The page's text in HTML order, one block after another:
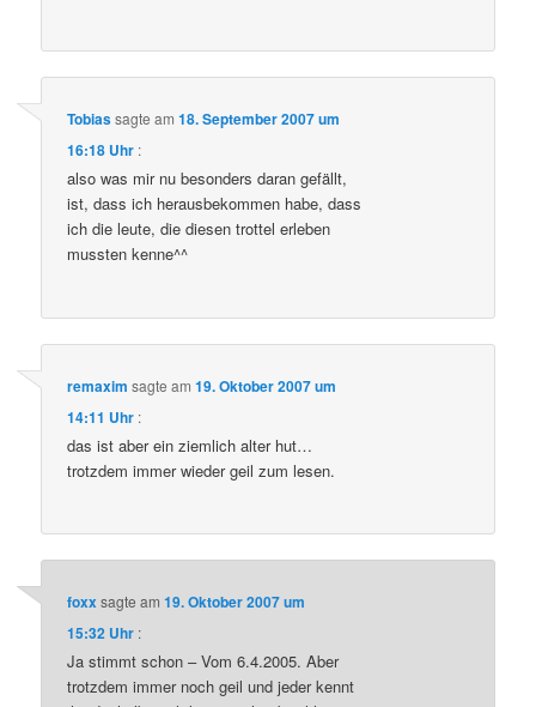
Tobiassagte am18. September 2007 um
16:18 Uhr :
also was mir nu besonders daran gefällt,
ist, dass ich herausbekommen habe, dass
ich die leute, die diesen trottel erleben
mussten kenne^^
remaxim sagte am19. Oktober 2007 um
14:11 Uhr :
das ist aber ein ziemlich alter hut…
trotzdem immer wieder geil zum lesen.
foxxsagte am19. Oktober 2007 um
15:32 Uhr :
Ja stimmt schon – Vom 6.4.2005. Aber
trotzdem immer noch geil und jeder kennt